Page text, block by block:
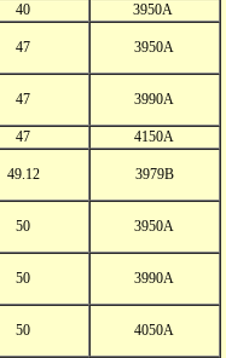
40 3950A
47 3950A
47 3990A
47 4150A
49.12 3979B
50 3950A
50 3990A
50 4050A